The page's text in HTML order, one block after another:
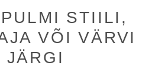
STIILI,
VÕI VÄRVI
JÄRGI